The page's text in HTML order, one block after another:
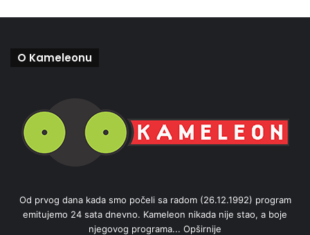
O Kameleonu
Od prvog dana kada smo počeli sa radom (26.12.1992) program
emitujemo 24 sata dnevno. Kameleon nikada nije stao, a boje
njegovog programa... Opširnije